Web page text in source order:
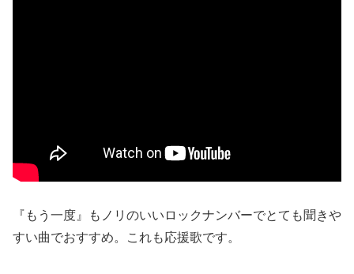
『もう一度』もノリのいいロックナンバーでとても聞きや
すい曲でおすすめ。これも応援歌です。